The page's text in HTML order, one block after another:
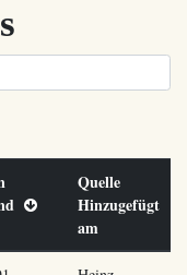
Quelle
Hinzugefügt
am